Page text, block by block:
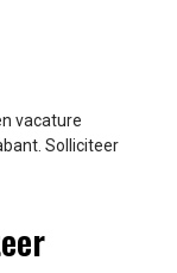
vacature
Solliciteer